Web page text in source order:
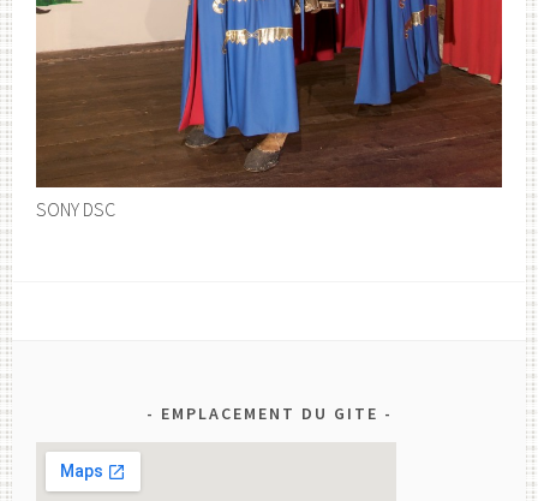
SONY DSC
EMPLACEMENT DU GITE